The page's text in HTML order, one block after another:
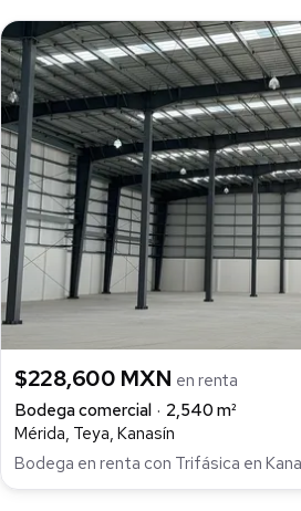
$228,600 MXN en renta
Bodega comercial
2,540 m²
Mérida, Teya, Kanasín
Bodega en renta con Trifásica en